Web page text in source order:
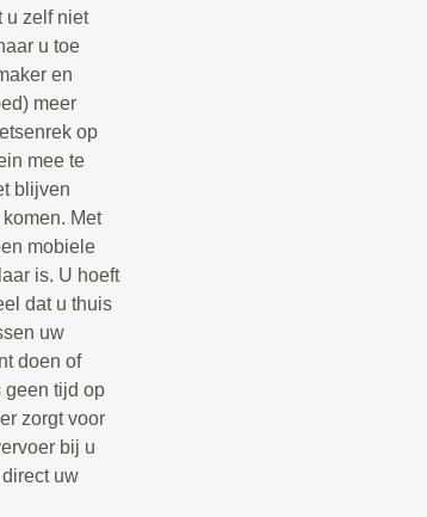
u zelf niet
u toe
en
meer
op
mee te
blijven
Met
mobiele
is. U hoeft
dat u thuis
uw
doen of
geen tijd op
zorgt voor
bij u
uw